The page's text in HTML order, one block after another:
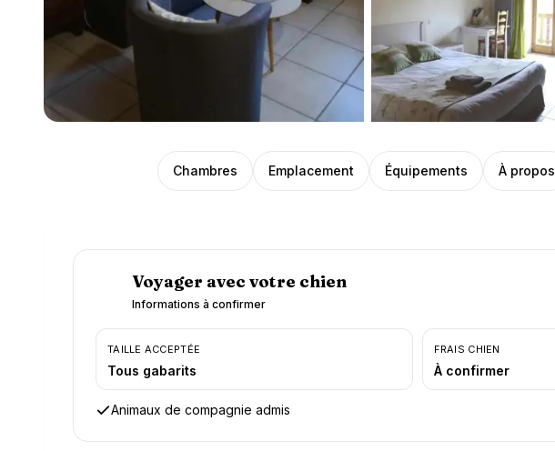
Chambres Emplacement Équipements À propos
Voyager avec votre chien
Informations à confirmer
TAILLE ACCEPTÉE
Tous gabarits
FRAIS CHIEN
À confirmer
Animaux de compagnie admis